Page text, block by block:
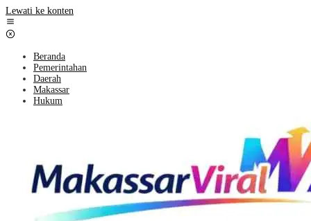
Lewati ke konten
Beranda
Pemerintahan
Daerah
Makassar
Hukum